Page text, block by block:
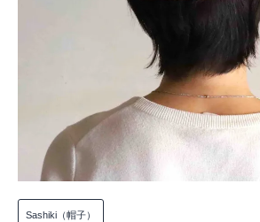
Sashiki（帽子）